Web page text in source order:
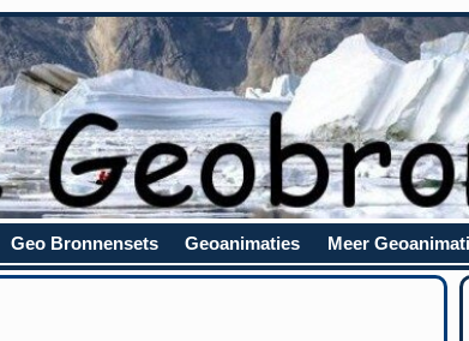
Geo Bronnensets Geoanimaties Meer